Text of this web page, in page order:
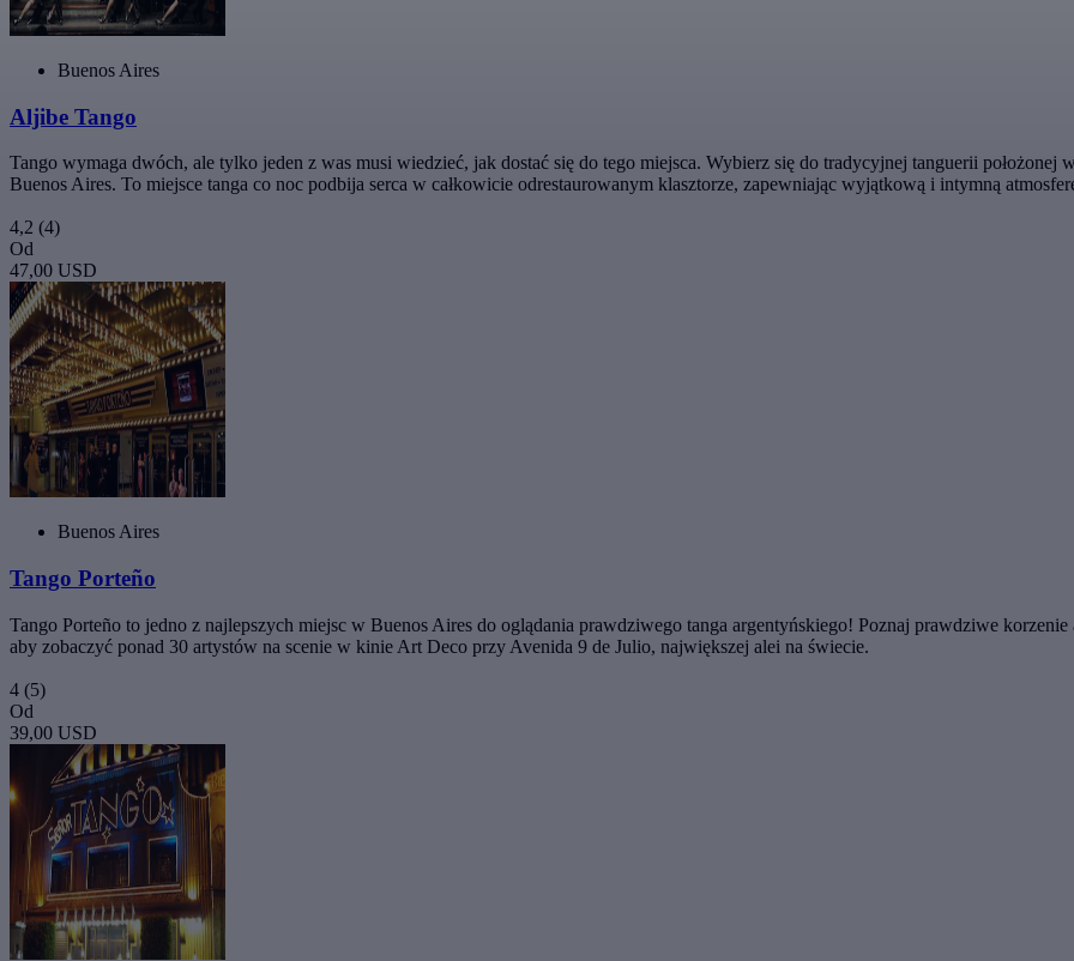
Buenos Aires
Aljibe Tango
Tango wymaga dwóch, ale tylko jeden z was musi wiedzieć, jak dostać się do tego miejsca. Wybierz się do tradycyjnej tanguerii
Buenos Aires. To miejsce tanga co noc podbija serca w całkowicie odrestaurowanym klasztorze, zapewniając wyjątkową i intymną
4,2 (4)
Od
47,00 USD
Buenos Aires
Tango Porteño
Tango Porteño to jedno z najlepszych miejsc w Buenos Aires do oglądania prawdziwego tanga argentyńskiego! Poznaj prawdziwe
aby zobaczyć ponad 30 artystów na scenie w kinie Art Deco przy Avenida 9 de Julio, największej alei na świecie.
4 (5)
Od
39,00 USD